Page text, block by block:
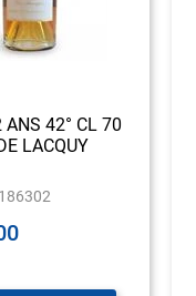
ANS 42° CL 70
LACQUY